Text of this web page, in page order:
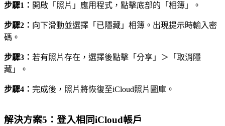
步驟1： 開啟「照片」應用程式，點擊底部的「相簿」。
步驟2： 向下滑動並選擇「已隱藏」相簿。出現提示時輸入密
碼。
步驟3： 若有照片存在，選擇後點擊「分享」＞「取消隱
藏」。
步驟4： 完成後，照片將恢復至iCloud照片圖庫。
解決方案5：登入相同iCloud帳戶